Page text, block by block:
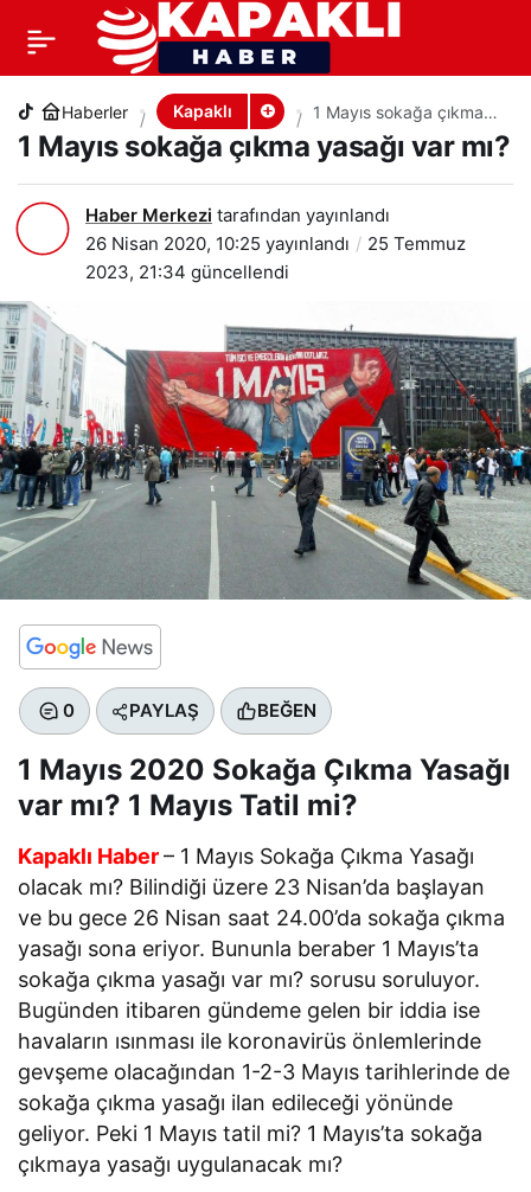
Haberler Kapaklı
1 Mayıs sokağa çıkma
yasağı var mı?
1 Mayıs sokağa çıkma yasağı var mı?
Haber Merkezi tarafından yayınlandı
26 Nisan 2020, 10:25 yayınlandı
25 Temmuz
2023, 21:34 güncellendi
0 PAYLAŞ BEĞEN
1 Mayıs 2020 Sokağa Çıkma Yasağı
var mı? 1 Mayıs Tatil mi?
Kapaklı Haber– 1 Mayıs Sokağa Çıkma Yasağı
olacak mı? Bilindiği üzere 23 Nisan’da başlayan
ve bu gece 26 Nisan saat 24.00’da sokağa çıkma
yasağı sona eriyor. Bununla beraber 1 Mayıs’ta
sokağa çıkma yasağı var mı? sorusu soruluyor.
Bugünden itibaren gündeme gelen bir iddia ise
havaların ısınması ile koronavirüs önlemlerinde
gevşeme olacağından 1-2-3 Mayıs tarihlerinde de
sokağa çıkma yasağı ilan edileceği yönünde
geliyor. Peki 1 Mayıs tatil mi? 1 Mayıs’ta sokağa
çıkmaya yasağı uygulanacak mı?
1 Mayıs sokağa çıkma yasağı var mı?